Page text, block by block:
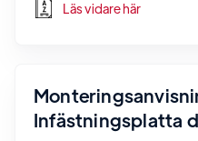
Läs vidare här
Infästningsplatta